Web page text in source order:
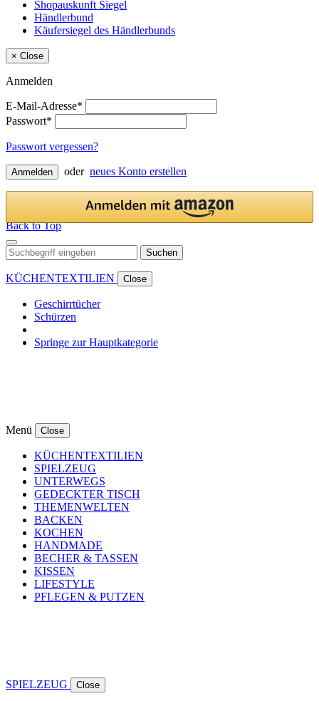
Shopauskunft Siegel
Händlerbund
Käufersiegel des Händlerbunds
× Close
Anmelden
E-Mail-Adresse*
Passwort*
Passwort vergessen?
Anmelden oder neues Konto erstellen
Back to Top
Suchen
KÜCHENTEXTILIEN Close
Geschirrtücher
Schürzen
Springe zur Hauptkategorie
Menü Close
KÜCHENTEXTILIEN
SPIELZEUG
UNTERWEGS
GEDECKTER TISCH
THEMENWELTEN
BACKEN
KOCHEN
HANDMADE
BECHER & TASSEN
KISSEN
LIFESTYLE
PFLEGEN & PUTZEN
SPIELZEUG Close